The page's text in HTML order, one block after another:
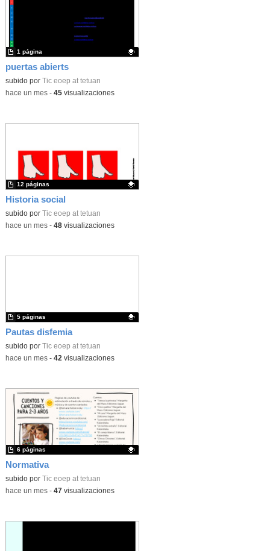
puertas abierts
Contenido educativo.
subido por Tic eoep at tetuan
1 página
-hace un mes- 45visualizaciones
Historia social
Contenido educativo.
subido por Tic eoep at tetuan
12 páginas
-hace un mes- 48visualizaciones
Pautas disfemia
Contenido educativo.
subido por Tic eoep at tetuan
5 páginas
-hace un mes- 42 visualizaciones
Normativa
Contenido educativo.
subido por Tic eoep at tetuan
6 páginas
-hace un mes- 47visualizaciones